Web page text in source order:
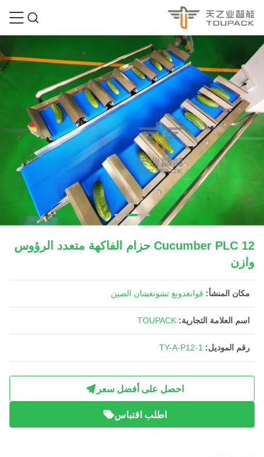
Cucumber PLC 12 حزام الفاكهة متعدد الرؤوس
وازن
مكان المنشأ: قوانغدونغ تشونغشان الصين
اسم العلامة التجارية: TOUPACK
رقم الموديل: TY-A-P12-1
احصل على أفضل سعر
اطلب اقتباس